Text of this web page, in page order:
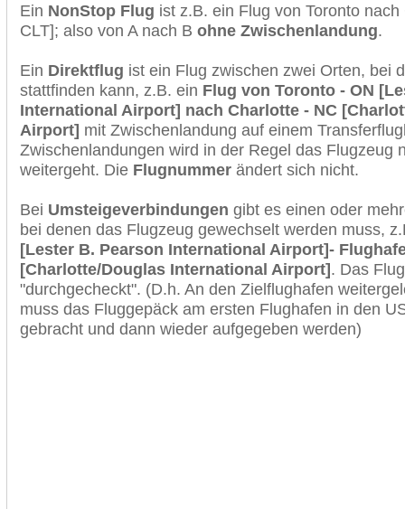
Ein NonStop Flug ist z.B. ein Flug von Toronto
CLT]; also von A nach B ohne Zwischenlandung.
Ein Direktflug ist ein Flug zwischen zwei Orten, bei
stattfinden kann, z.B. ein Flug von Toronto - ON
International Airport] nach Charlotte - NC
Airport] mit Zwischenlandung auf einem
Zwischenlandungen wird in der Regel das Flugzeug
weitergeht. Die Flugnummer ändert sich nicht.
Bei Umsteigeverbindungen gibt es einen oder
bei denen das Flugzeug gewechselt werden muss,
[Lester B. Pearson International Airport]-
[Charlotte/Douglas International Airport]. Das
"durchgecheckt". (D.h. An den Zielflughafen
muss das Fluggepäck am ersten Flughafen in den
gebracht und dann wieder aufgegeben werden)